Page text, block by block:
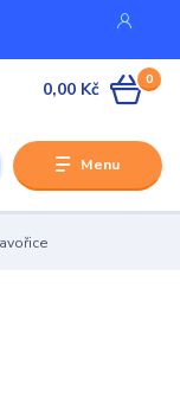
Menu
0
0,00 Kč